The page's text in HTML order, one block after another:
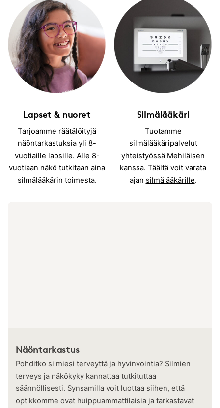
Lapset & nuoret
Tarjoamme räätälöityjä
näöntarkastuksia yli 8-
vuotiaille lapsille. Alle 8-
vuotiaan näkö tutkitaan aina
silmälääkärin toimesta.
Silmälääkäri
Tuotamme
silmälääkäripalvelut
yhteistyössä Mehiläisen
kanssa. Täältä voit varata
ajan silmälääkärille.
Näöntarkastus
Pohditko silmiesi terveyttä ja hyvinvointia? Silmien
terveys ja näkökyky kannattaa tutkituttaa
säännöllisesti. Synsamilla voit luottaa siihen, että
optikkomme ovat huippuammattilaisia ja tarkastavat